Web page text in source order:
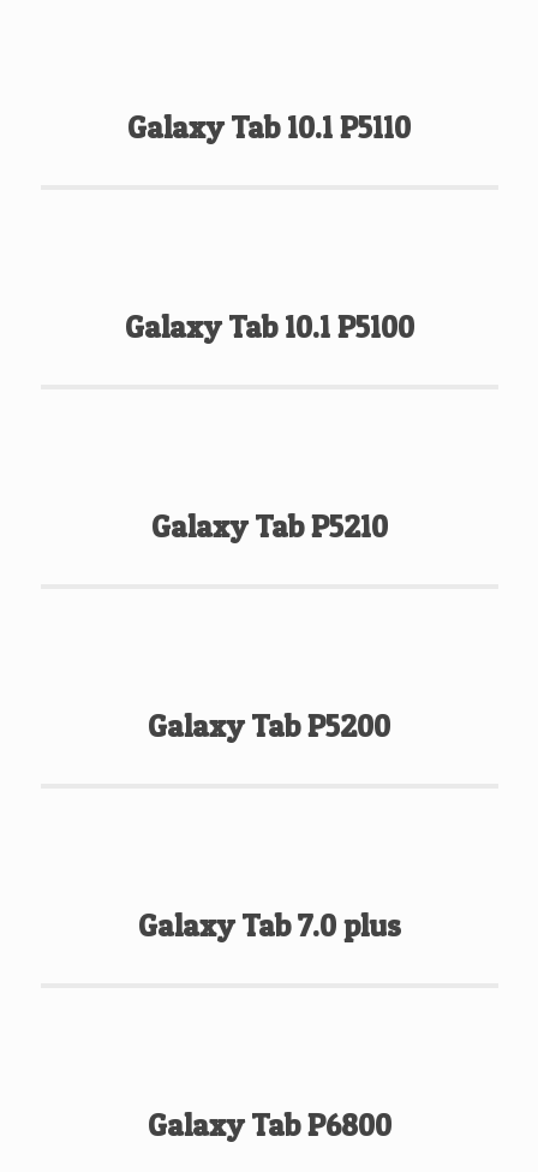
Galaxy Tab 10.1 P5110
Galaxy Tab 10.1 P5100
Galaxy Tab P5210
Galaxy Tab P5200
Galaxy Tab 7.0 plus
Galaxy Tab P6800